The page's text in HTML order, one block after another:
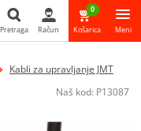
Pretraga
Pretraga Račun
0
Košarica Meni
Kabli za upravljanje JMT
Naš kod: P13087